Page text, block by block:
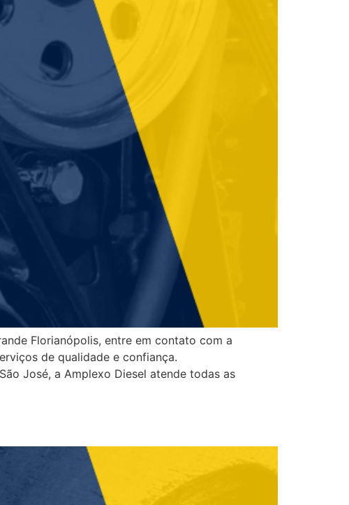
Florianópolis, entre em contato com a
de qualidade e confiança.
José, a Amplexo Diesel atende todas as